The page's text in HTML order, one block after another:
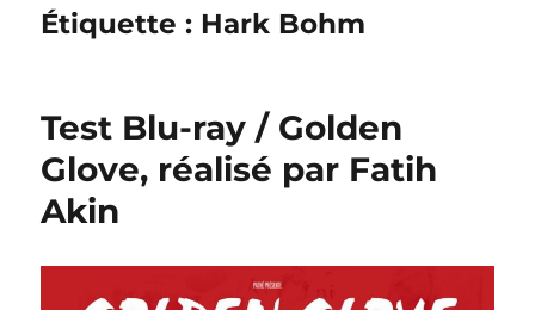
Étiquette : Hark Bohm
Test Blu-ray / Golden
Glove, réalisé par Fatih
Akin